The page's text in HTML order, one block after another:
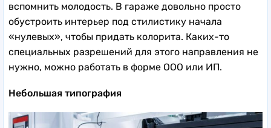
вспомнить молодость. В гараже довольно просто
обустроить интерьер под стилистику начала
«нулевых», чтобы придать колорита. Каких-то
специальных разрешений для этого направления не
нужно, можно работать в форме ООО или ИП.
Небольшая типография